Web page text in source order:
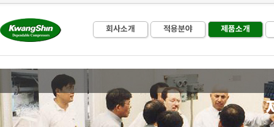
회사소개 적용분야 제품소개